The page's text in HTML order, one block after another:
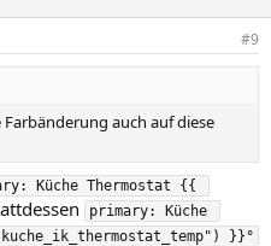
#9
auch auf diese
Küche Thermostat {{
primary: Küche
}}°